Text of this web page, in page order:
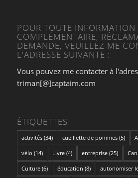
POUR TOUTE INFORMATION
COMPLÉMENTAIRE,
DEMANDE, VEUILLEZ ME
L'ADRESSE SUIVANTE :
Vous pouvez me contacter à
triman[@]captaim.com
ÉTIQUETTES
activités(34) cueillette de pommes(5)
vélo (14) Livre(4) entreprise(25)
Culture(6) éducation (8) autonomiser